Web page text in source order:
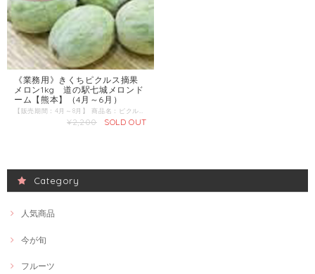
《業務用》きくちピクルス摘果
メロン1kg 道の駅七城メロンド
ーム【熊本】（4月～6月）
¥2,200 SOLD OUT
Category
人気商品
今が旬
フルーツ